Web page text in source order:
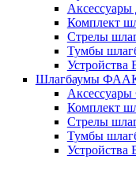
Комплект
Стрелы
Тумбы
Устройства
Шлагбаумы ФААК
Комплект
Стрелы
Тумбы